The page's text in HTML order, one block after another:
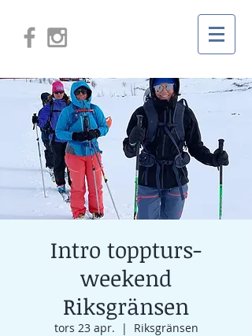
Intro toppturs-
weekend
Riksgränsen
tors 23 apr.
  |
Riksgränsen